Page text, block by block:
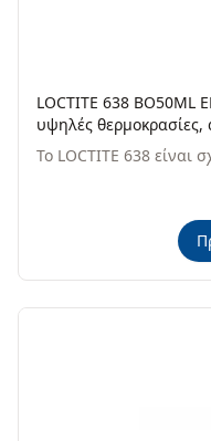
LOCTITE 638 BO50ML
υψηλές θερμοκρασίες,
Το LOCTITE 638 είναι